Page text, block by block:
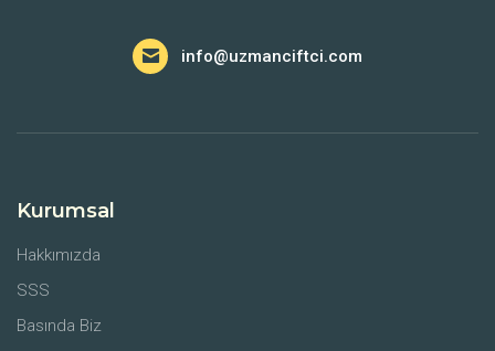
info@uzmanciftci.com
Kurumsal
Hakkımızda
SSS
Basında Biz